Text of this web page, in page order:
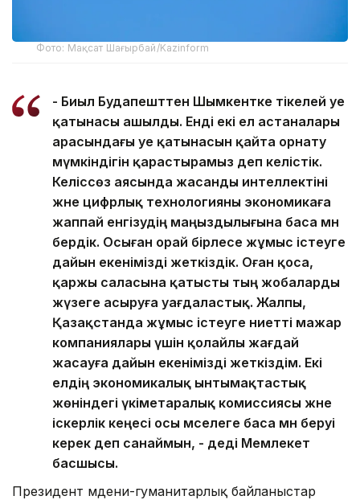
Фото: Мақсат Шағырбай/Kazinform
- Биыл Будапешттен Шымкентке тікелей әуе
қатынасы ашылды. Енді екі ел астаналары
арасындағы әуе қатынасын қайта орнату
мүмкіндігін қарастырамыз деп келістік.
Келіссөз аясында жасанды интеллектіні
және цифрлық технологияны экономикаға
жаппай енгізудің маңыздылығына баса мән
бердік. Осыған орай бірлесе жұмыс істеуге
дайын екенімізді жеткіздік. Оған қоса,
қаржы саласына қатысты тың жобаларды
жүзеге асыруға уағдаластық. Жалпы,
Қазақстанда жұмыс істеуге ниетті мажар
компаниялары үшін қолайлы жағдай
жасауға дайын екенімізді жеткіздім. Екі
елдің экономикалық ынтымақтастық
жөніндегі үкіметаралық комиссиясы және
іскерлік кеңесі осы мәселеге баса мән беруі
керек деп санаймын, - деді Мемлекет
басшысы.
Президент мәдени-гуманитарлық байланыстар